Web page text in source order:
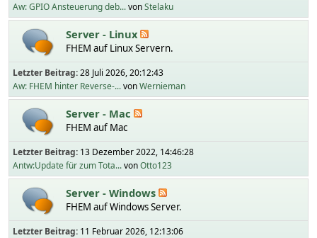
Aw: GPIO Ansteuerung deb...vonStelaku
Server - Linux
FHEM auf Linux Servern.
Letzter Beitrag:28 Juli 2026, 20:12:43
Aw: FHEM hinter Reverse-...vonWernieman
Server - Mac
FHEM auf Mac
Letzter Beitrag: 13 Dezember 2022, 14:46:28
Antw:Update für zum Tota...vonOtto123
Server - Windows
FHEM auf Windows Server.
Letzter Beitrag: 11 Februar 2026, 12:13:06